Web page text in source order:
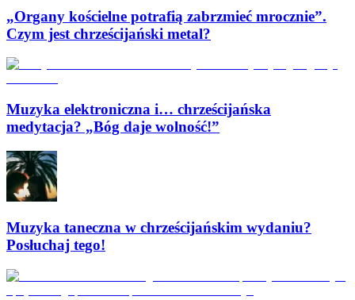
„Organy kościelne potrafią zabrzmieć mrocznie”.
Czym jest chrześcijański metal?
Muzyka elektroniczna i… chrześcijańska
medytacja? „Bóg daje wolność!”
Muzyka taneczna w chrześcijańskim wydaniu?
Posłuchaj tego!